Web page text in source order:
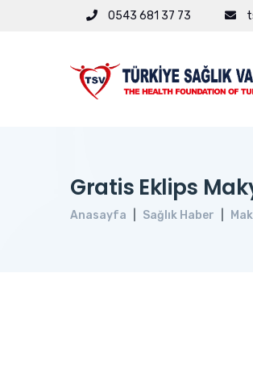
0543 681 37 73
Gratis Eklips
Anasayfa Sağlık Haber